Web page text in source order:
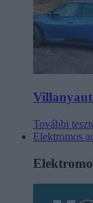
További
Elektromos